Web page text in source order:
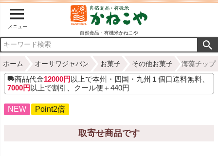
メニュー
自然食品・有機米かねこや
ホーム オーサワジャパン お菓子 その他お菓子 海藻チップ
商品代金12000円 以上で本州・四国・九州１個口送料無料、
7000円 以上で割引、クール便＋440円
NEW Point2倍
取寄せ商品です